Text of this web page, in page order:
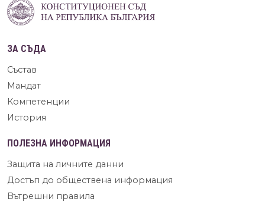
ЗА СЪДА
Състав
Мандат
Компетенции
История
ПОЛЕЗНА ИНФОРМАЦИЯ
Защита на личните данни
Достъп до обществена информация
Вътрешни правила